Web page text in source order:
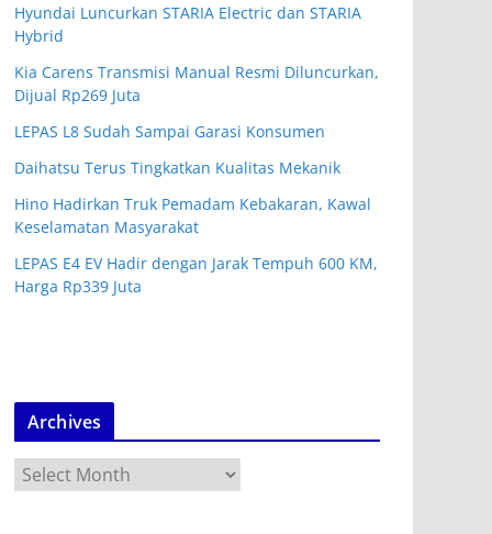
Hyundai Luncurkan STARIA Electric dan STARIA
Hybrid
Kia Carens Transmisi Manual Resmi Diluncurkan,
Dijual Rp269 Juta
LEPAS L8 Sudah Sampai Garasi Konsumen
Daihatsu Terus Tingkatkan Kualitas Mekanik
Hino Hadirkan Truk Pemadam Kebakaran, Kawal
Keselamatan Masyarakat
LEPAS E4 EV Hadir dengan Jarak Tempuh 600 KM,
Harga Rp339 Juta
Archives
r